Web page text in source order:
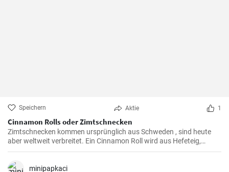
Speichern Aktie 1
Cinnamon Rolls oder Zimtschnecken
Zimtschnecken kommen ursprünglich aus Schweden , sind heute
aber weltweit verbreitet. Ein Cinnamon Roll wird aus Hefeteig,
Butter, Zimt und Zucker zubereitet . Ihre Kinder und Kaffeegäste
minipapkaci